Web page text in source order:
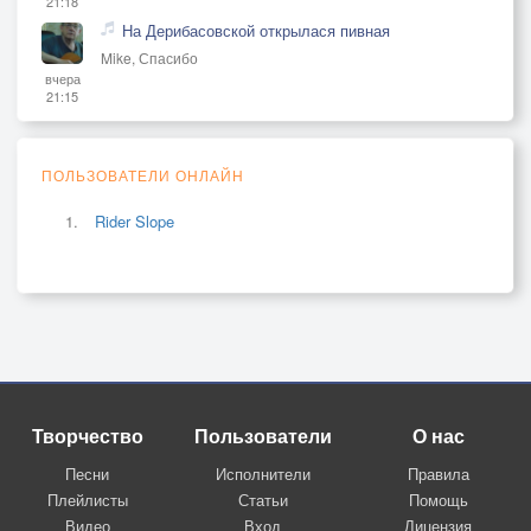
вчера
21:15
На Дерибасовской открылася пивная
Mike, Спасибо
ПОЛЬЗОВАТЕЛИ ОНЛАЙН
Rider Slope
Творчество
Песни
Плейлисты
Видео
Пользователи
Исполнители
Статьи
Вход
О нас
Правила
Помощь
Лицензия